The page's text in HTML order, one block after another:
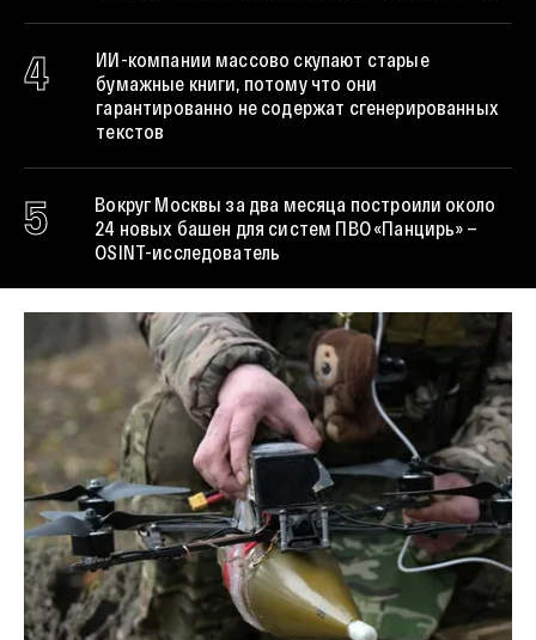
ИИ-компании массово скупают старые
бумажные книги, потому что они
гарантированно не содержат сгенерированных
текстов
4
Вокруг Москвы за два месяца построили около
24 новых башен для систем ПВО «Панцирь» —
OSINT-исследователь
5